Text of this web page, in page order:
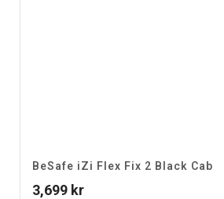
BeSafe iZi Flex Fix 2 Black Cab
3,699 kr